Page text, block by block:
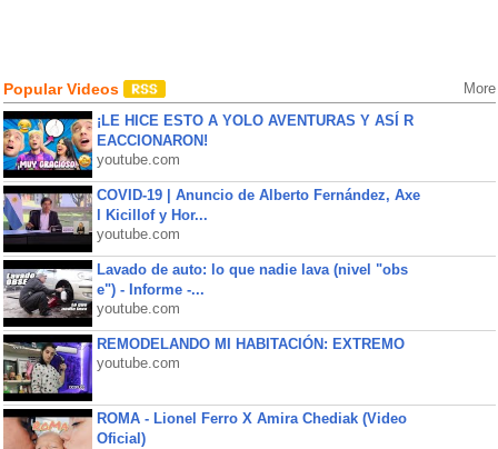
Popular Videos More
¡LE HICE ESTO A YOLO AVENTURAS Y ASÍ R
EACCIONARON!
youtube.com
COVID-19 | Anuncio de Alberto Fernández, Axe
l Kicillof y Hor...
youtube.com
Lavado de auto: lo que nadie lava (nivel "obs
e") - Informe -...
youtube.com
REMODELANDO MI HABITACIÓN: EXTREMO
youtube.com
ROMA - Lionel Ferro X Amira Chediak (Video
Oficial)